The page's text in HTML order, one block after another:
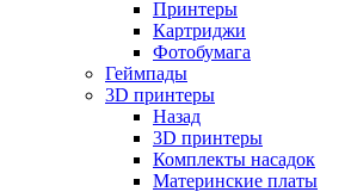
Принтеры
Картриджи
Фотобумага
Геймпады
3D принтеры
Назад
3D принтеры
Комплекты насадок
Материнские платы